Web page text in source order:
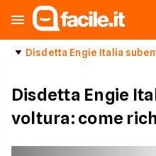
Disdetta Engie Italia
Disdetta Engie
voltura: come